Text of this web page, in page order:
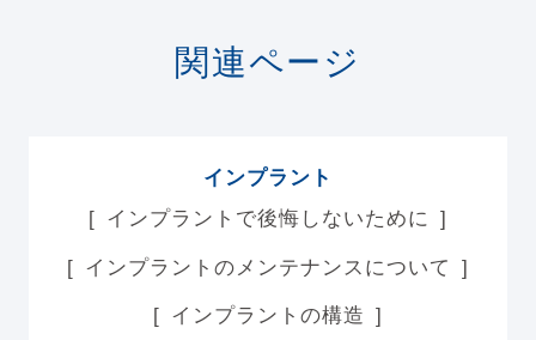
関連ページ
インプラント
インプラントで後悔しないために
インプラントのメンテナンスについて
インプラントの構造